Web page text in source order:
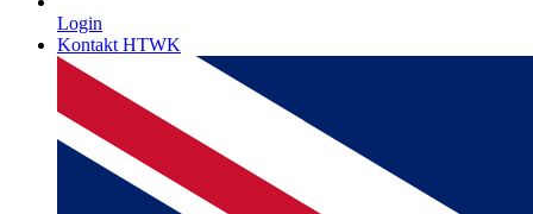
Login
Kontakt HTWK